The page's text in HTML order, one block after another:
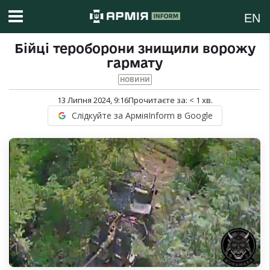
EN
Бійці тероборони знищили ворожу
гармату
НОВИНИ
13 Липня 2024, 9:16Прочитаєте за: < 1 хв.
Слідкуйте за АрміяInform в Google